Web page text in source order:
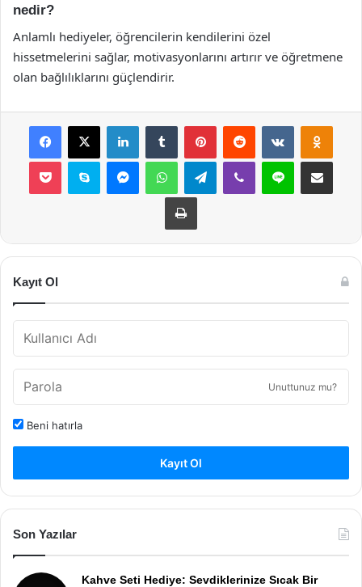
nedir?
Anlamlı hediyeler, öğrencilerin kendilerini özel
hissetmelerini sağlar, motivasyonlarını artırır ve öğretmene
olan bağlılıklarını güçlendirir.
Facebook
X LinkedInTumblr PinterestReddit VKontakte
Pocket Skype MessengerWhatsAppTelegramViber Line E-Posta ile
Yazdır
Kayıt Ol
Unuttunuz mu?
Beni hatırla
Kayıt Ol
Son Yazılar
Kahve Seti Hediye: Sevdiklerinize Sıcak Bir